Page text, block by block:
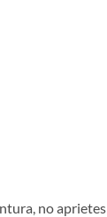
no